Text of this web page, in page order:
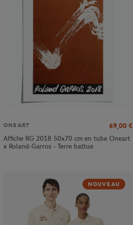
ONEART 69,00 €
Affiche RG 2018 50x70 cm en tube Oneart
x Roland-Garros - Terre battue
NOUVEAU